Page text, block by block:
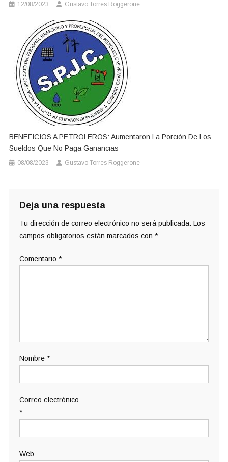
12/08/2023 Gustavo Torres Roggerone
BENEFICIOS A PETROLEROS: Aumentaron La Porción De Los
Sueldos Que No Paga Ganancias
08/08/2023 Gustavo Torres Roggerone
Deja una respuesta
Tu dirección de correo electrónico no será publicada. Los
campos obligatorios están marcados con *
Comentario *
Nombre *
Correo electrónico
*
Web